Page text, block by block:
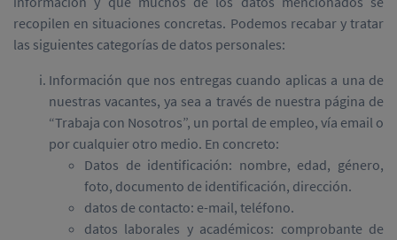
recopilen en situaciones concretas. Podemos recabar y tratar
las siguientes categorías de datos personales:
Información que nos entregas cuando aplicas a una de
nuestras vacantes, ya sea a través de nuestra página de
“Trabaja con Nosotros”, un portal de empleo, vía email o
por cualquier otro medio. En concreto:
Datos de identificación: nombre, edad, género,
foto, documento de identificación, dirección.
datos de contacto: e-mail, teléfono.
datos laborales y académicos: comprobante de